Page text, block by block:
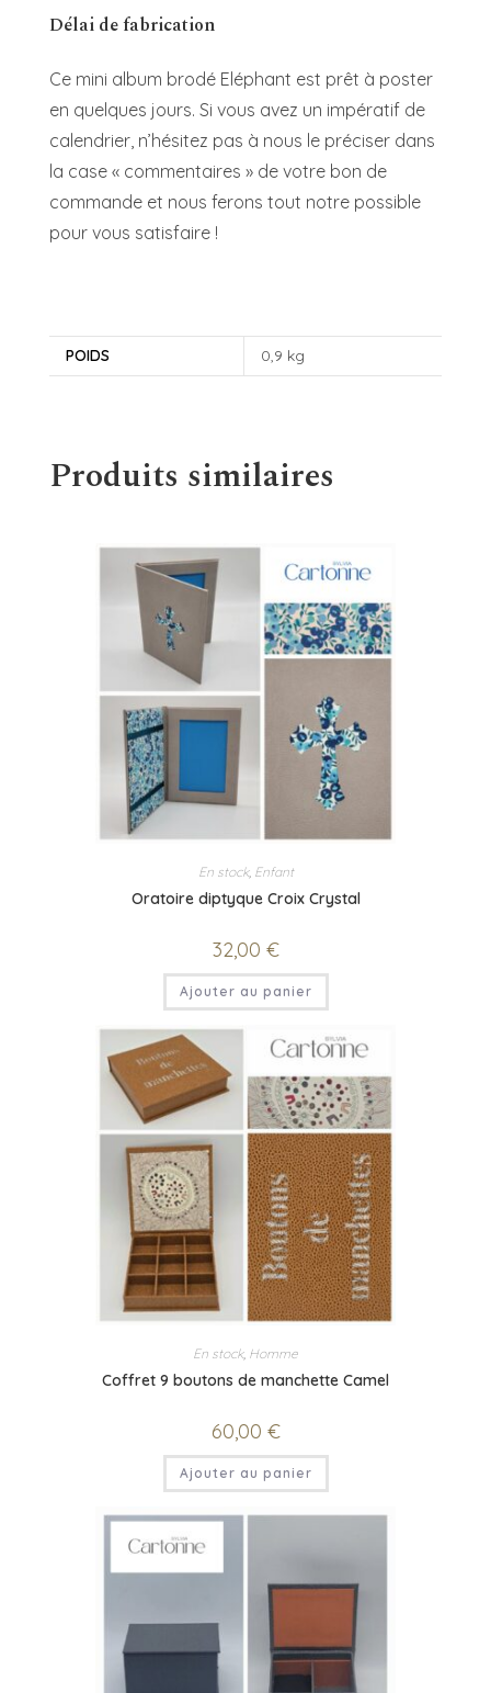
Délai de fabrication
Ce mini album brodé Eléphant est prêt à poster
en quelques jours. Si vous avez un impératif de
calendrier, n’hésitez pas à nous le préciser dans
la case « commentaires » de votre bon de
commande et nous ferons tout notre possible
pour vous satisfaire !
POIDS 0,9 kg
Produits similaires
En stock, Enfant
Oratoire diptyque Croix Crystal
32,00 €
Ajouter au panier
En stock, Homme
Coffret 9 boutons de manchette Camel
60,00 €
Ajouter au panier